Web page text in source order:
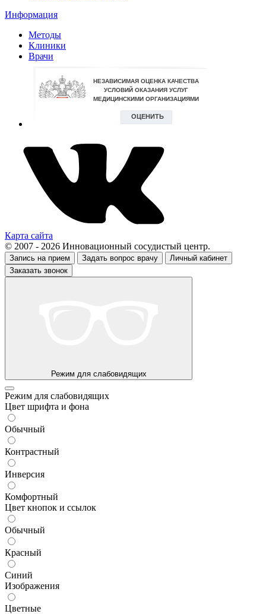
Информация
Методы
Клиники
Врачи
Карта сайта
© 2007 - 2026 Инновационный сосудистый центр.
Запись на прием Задать вопрос врачу
Личный кабинет
Заказать звонок
Режим для слабовидящих
Режим для слабовидящих
Цвет шрифта и фона
Обычный
Контрастный
Инверсия
Комфортный
Цвет кнопок и ссылок
Обычный
Красный
Синий
Изображения
Цветные